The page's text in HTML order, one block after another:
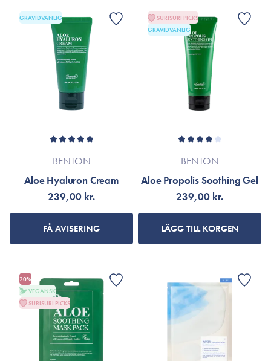
GRAVIDVÄNLIG
BENTON
Aloe Hyaluron Cream
239,00 kr.
FÅ AVISERING
SURISURI PICKS
GRAVIDVÄNLIG
BENTON
Aloe Propolis Soothing Gel
239,00 kr.
LÄGG TILL KORGEN
20%
VEGANSK
SURISURI PICKS